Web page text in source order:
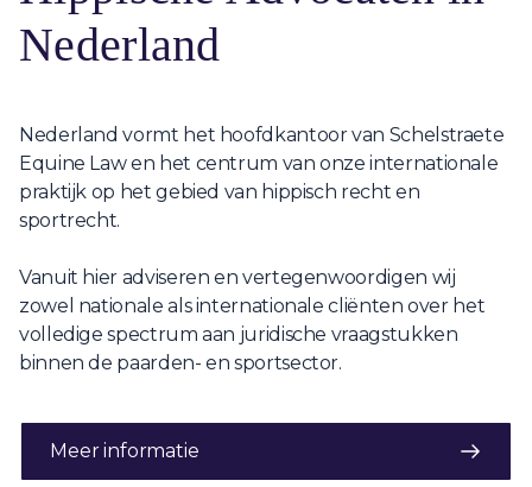
Nederland
Nederland vormt het hoofdkantoor van Schelstraete
Equine Law en het centrum van onze internationale
praktijk op het gebied van hippisch recht en
sportrecht.
Vanuit hier adviseren en vertegenwoordigen wij
zowel nationale als internationale cliënten over het
volledige spectrum aan juridische vraagstukken
binnen de paarden- en sportsector.
Meer informatie